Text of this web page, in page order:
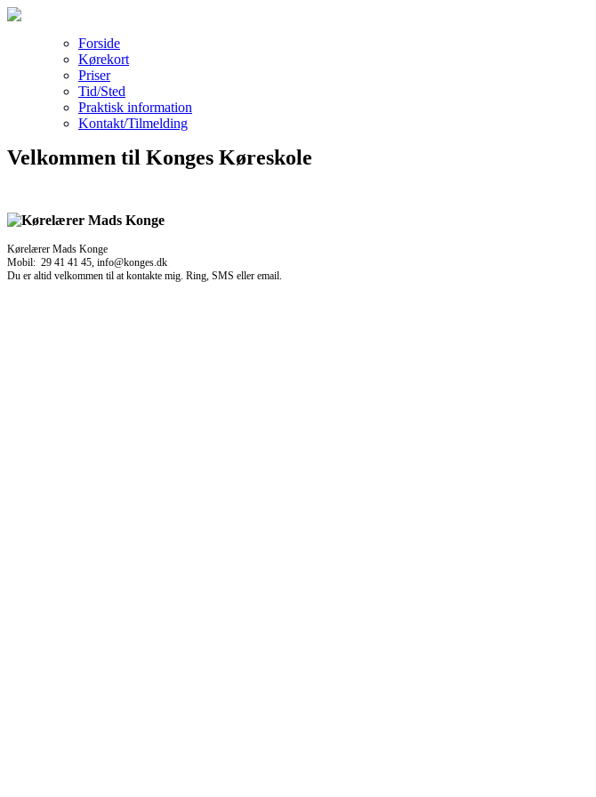
Forside
Kørekort
Priser
Tid/Sted
Praktisk information
Kontakt/Tilmelding
Velkommen til Konges Køreskole
Kørelærer Mads Konge
Mobil: 29 41 41 45, info@konges.dk
Du er altid velkommen til at kontakte mig. Ring, SMS eller email.